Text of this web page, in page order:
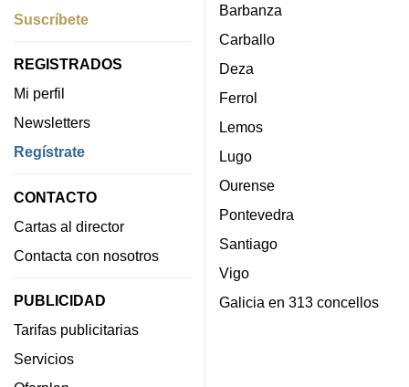
Suscríbete
REGISTRADOS
Mi perfil
Newsletters
Regístrate
CONTACTO
Cartas al director
Contacta con nosotros
PUBLICIDAD
Tarifas publicitarias
Servicios
Barbanza
Carballo
Deza
Ferrol
Lemos
Lugo
Ourense
Pontevedra
Santiago
Vigo
Galicia en 313 concellos